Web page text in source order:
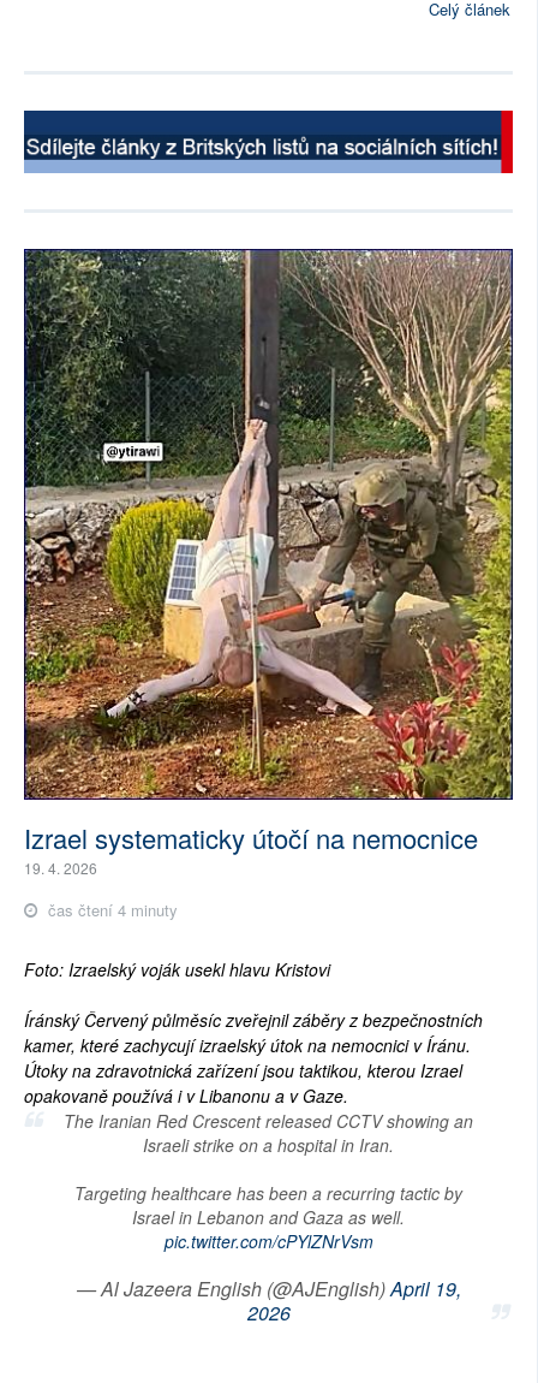
Celý článek
Izrael systematicky útočí na nemocnice
19. 4. 2026
čas čtení 4 minuty
Foto: Izraelský voják usekl hlavu Kristovi
Íránský Červený půlměsíc zveřejnil záběry z bezpečnostních
kamer, které zachycují izraelský útok na nemocnici v Íránu.
Útoky na zdravotnická zařízení jsou taktikou, kterou Izrael
opakovaně používá i v Libanonu a v Gaze.
The Iranian Red Crescent released CCTV showing an
Israeli strike on a hospital in Iran.
Targeting healthcare has been a recurring tactic by
Israel in Lebanon and Gaza as well.
pic.twitter.com/cPYlZNrVsm
— Al Jazeera English (@AJEnglish)April 19,
2026